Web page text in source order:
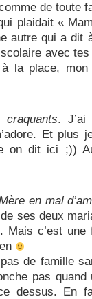
de toute
plaidait «
autre qui a dit
avec
à la place,
craquants. J’ai
Et plus
on dit ici ;))
en mal
ses deux
c’est une
de famille
pas
dessus. En